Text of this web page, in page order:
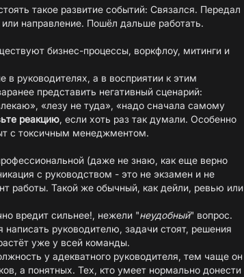
такое развитие событий: Связался. Передал
направление. Пошёл дальше работать.
бизнес-процессы, воркфлоу, митинги и
в руководителях, а в восприятии к этим
представить негативный сценарий:
«лезу не туда», «надо сначала самому
реакцию, если хоть раз так думали. Особенно
с токсичным менеджментом.
(даже не знаю, как еще верно
с руководством - это не экзамен и не
работы. Такой же обычный, как дейли, ревью или
вредит сильнее!, нежели "неудобный" вопрос.
написать руководителю, задачи стоят, решения
уже у всей команды.
у адекватного руководителя, тем чаще он
а понятных. Тех, кто умеет нормально донести